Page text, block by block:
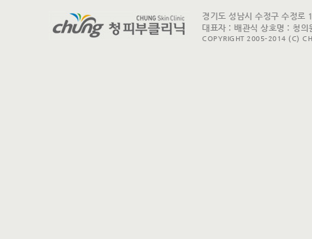
경기도 성남시 수정구 수정
대표자 : 배관식 상호명 : 청
COPYRIGHT 2005-2014 (C)